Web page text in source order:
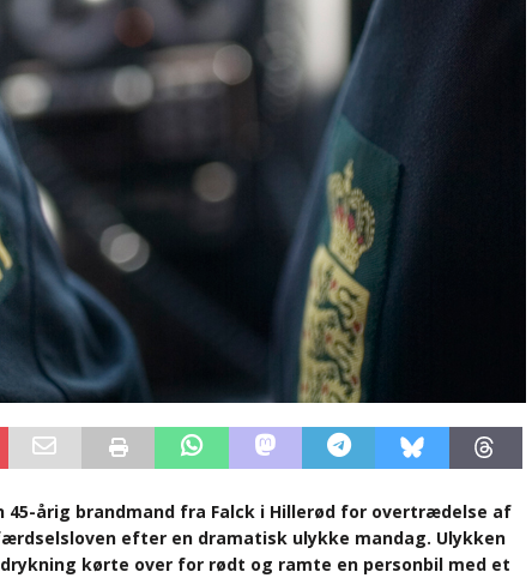
årig brandmand fra Falck i Hillerød for overtrædelse af
efter en dramatisk ulykke mandag. Ulykken
kørte over for rødt og ramte en personbil med et